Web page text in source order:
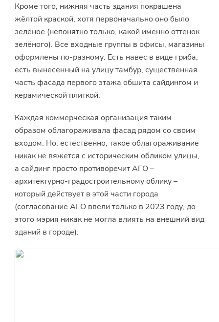
Кроме того, нижняя часть здания покрашена
жёлтой краской, хотя первоначально оно было
зелёное (непонятно только, какой именно оттенок
зелёного). Все входные группы в офисы, магазины
оформлены по-разному. Есть навес в виде гриба,
есть вынесенный на улицу тамбур, существенная
часть фасада первого этажа обшита сайдингом и
керамической плиткой.
Каждая коммерческая организация таким
образом облагораживала фасад рядом со своим
входом. Но, естественно, такое облагораживание
никак не вяжется с историческим обликом улицы,
а сайдинг просто противоречит АГО –
архитектурно-градостроительному облику –
который действует в этой части города
(согласование АГО ввели только в 2023 году, до
этого мэрия никак не могла влиять на внешний вид
зданий в городе).